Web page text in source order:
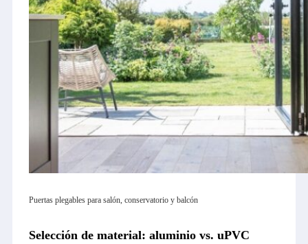
Puertas plegables para salón, conservatorio y balcón
Selección de material: aluminio vs. uPVC